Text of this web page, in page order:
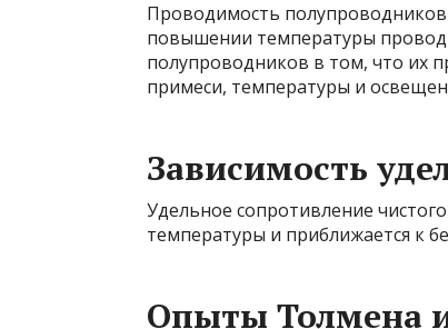
Проводимость
повышении температуры
полупроводников в том, что их
примеси, температуры и
Зависимость
Удельное сопротивление
температуры и приближается к
Опыты Толмена